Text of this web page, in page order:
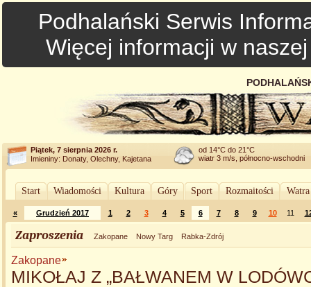
Podhalański Serwis
Więcej informacji w
Piątek, 7 sierpnia 2026 r.
Imieniny: Donaty, Olechny, Kajetana
od 14°C do 21°C
wiatr 3 m/s, północno-wschodni
Start Wiadomości Kultura Góry Sport Rozmaitości
« Grudzień 2017 1 2 3 4 5 6 7 8 9 10 11
Zaproszenia Zakopane Nowy Targ Rabka-Zdrój
Zakopane
MIKOŁAJ Z „BAŁWANEM W